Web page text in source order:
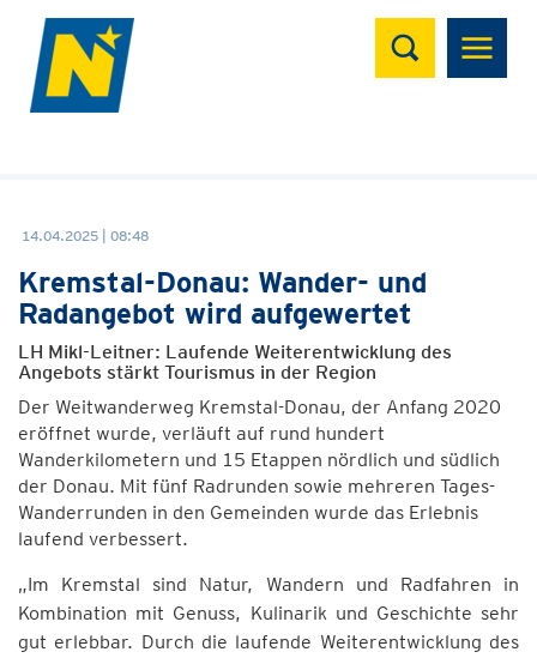
Suchen
14.04.2025 | 08:48
Kremstal-Donau: Wander- und
Radangebot wird aufgewertet
LH Mikl-Leitner: Laufende Weiterentwicklung des
Angebots stärkt Tourismus in der Region
Der Weitwanderweg Kremstal-Donau, der Anfang 2020
eröffnet wurde, verläuft auf rund hundert
Wanderkilometern und 15 Etappen nördlich und südlich
der Donau. Mit fünf Radrunden sowie mehreren Tages-
Wanderrunden in den Gemeinden wurde das Erlebnis
laufend verbessert.
„Im Kremstal sind Natur, Wandern und Radfahren in
Kombination mit Genuss, Kulinarik und Geschichte sehr
gut erlebbar. Durch die laufende Weiterentwicklung des